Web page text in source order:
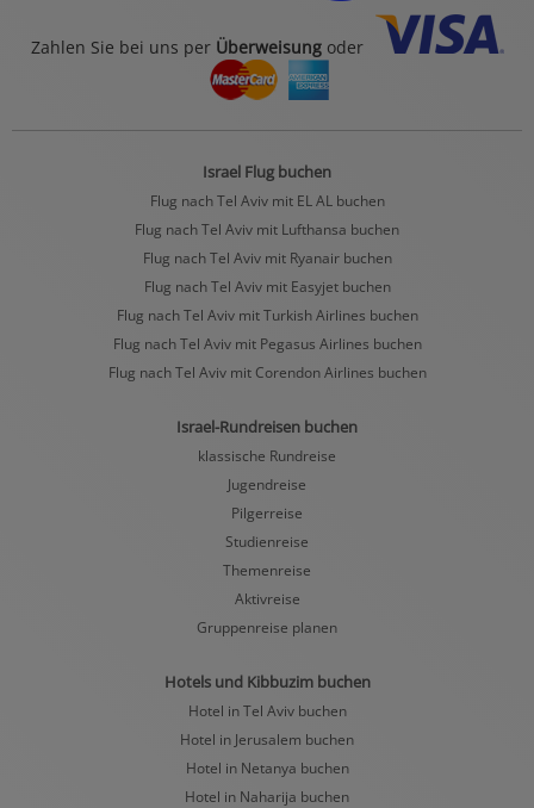
Zahlen Sie bei uns per Überweisungoder
Israel Flug buchen
Flug nach Tel Aviv mit EL AL buchen
Flug nach Tel Aviv mit Lufthansa buchen
Flug nach Tel Aviv mit Ryanair buchen
Flug nach Tel Aviv mit Easyjet buchen
Flug nach Tel Aviv mit Turkish Airlines buchen
Flug nach Tel Aviv mit Pegasus Airlines buchen
Flug nach Tel Aviv mit Corendon Airlines buchen
Israel-Rundreisen buchen
klassische Rundreise
Jugendreise
Pilgerreise
Studienreise
Themenreise
Aktivreise
Gruppenreise planen
Hotels und Kibbuzim buchen
Hotel in Tel Aviv buchen
Hotel in Jerusalem buchen
Hotel in Netanya buchen
Hotel in Naharija buchen